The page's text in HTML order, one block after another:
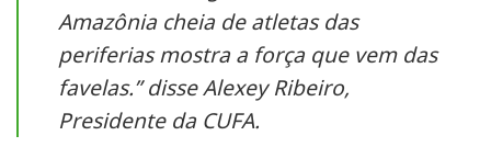
Amazônia cheia de atletas das
periferias mostra a força que vem das
favelas.” disse Alexey Ribeiro,
Presidente da CUFA.